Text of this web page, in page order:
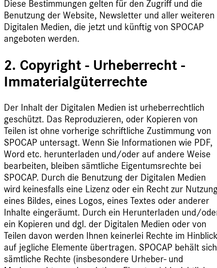
Diese Bestimmungen gelten für den Zugriff und die
Benutzung der Website, Newsletter und aller weiteren
Digitalen Medien, die jetzt und künftig von SPOCAP
angeboten werden.
2. Copyright - Urheberrecht -
Immaterialgüterrechte
Der Inhalt der Digitalen Medien ist urheberrechtlich
geschützt. Das Reproduzieren, oder Kopieren von
Teilen ist ohne vorherige schriftliche Zustimmung von
SPOCAP untersagt. Wenn Sie Informationen wie PDF,
Word etc. herunterladen und/oder auf andere Weise
bearbeiten, bleiben sämtliche Eigentumsrechte bei
SPOCAP. Durch die Benutzung der Digitalen Medien
wird keinesfalls eine Lizenz oder ein Recht zur
eines Bildes, eines Logos, eines Textes oder anderer
Inhalte eingeräumt. Durch ein Herunterladen und/
ein Kopieren und dgl. der Digitalen Medien oder von
Teilen davon werden Ihnen keinerlei Rechte im
auf jegliche Elemente übertragen. SPOCAP behält sich
sämtliche Rechte (insbesondere Urheber- und